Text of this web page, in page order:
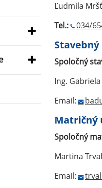
Ľudmila
Tel.:
034/
Spoločný
Ing.
Email:
Matričný
Spoločný
Martina
Email: